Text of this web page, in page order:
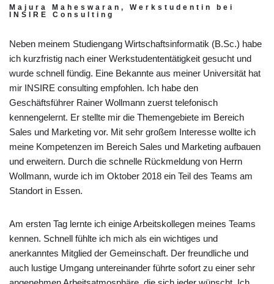
Majura Maheswaran, Werkstudentin bei
INSIRE Consulting
Neben meinem Studiengang Wirtschaftsinformatik (B.Sc.) habe
ich kurzfristig nach einer Werkstudententätigkeit gesucht und
wurde schnell fündig. Eine Bekannte aus meiner Universität hat
mir INSIRE consulting empfohlen. Ich habe den
Geschäftsführer Rainer Wollmann zuerst telefonisch
kennengelernt. Er stellte mir die Themengebiete im Bereich
Sales und Marketing vor. Mit sehr großem Interesse wollte ich
meine Kompetenzen im Bereich Sales und Marketing aufbauen
und erweitern. Durch die schnelle Rückmeldung von Herrn
Wollmann, wurde ich im Oktober 2018 ein Teil des Teams am
Standort in Essen.
Am ersten Tag lernte ich einige Arbeitskollegen meines Teams
kennen. Schnell fühlte ich mich als ein wichtiges und
anerkanntes Mitglied der Gemeinschaft. Der freundliche und
auch lustige Umgang untereinander führte sofort zu einer sehr